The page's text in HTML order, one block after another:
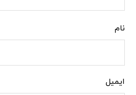
نام
ایمیل